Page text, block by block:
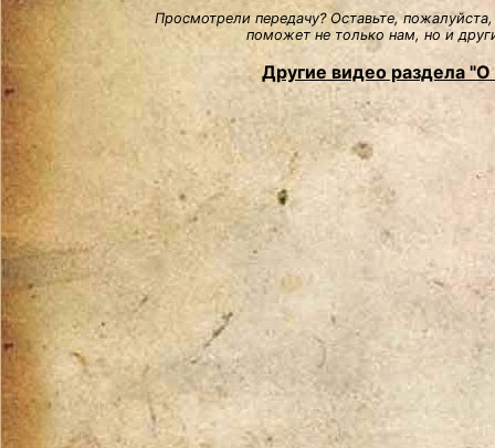
Просмотрели передачу? Оставьте,
поможет не только нам, но и
Другие видео раздела